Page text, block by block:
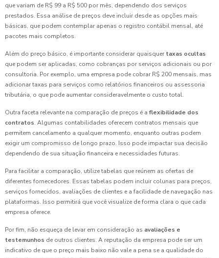
que variam de R$ 99 a R$ 500 por mês, dependendo dos serviços
prestados. Essa análise de preços deve incluir desde as opções mais
básicas, que podem contemplar apenas o registro contábil mensal, até
pacotes mais completos.
Além do preço básico, é importante considerar quaisquer taxas ocultas
que podem ser aplicadas, como cobranças por serviços adicionais ou por
consultoria. Por exemplo, uma empresa pode cobrar R$ 200 mensais, mas
adicionar taxas para serviços como relatórios financeiros ou assessoria
tributária, o que pode aumentar consideravelmente o custo total.
Outra faceta relevante na comparação de preços é a flexibilidade dos
contratos. Algumas contabilidades oferecem contratos mensais que
permitem cancelamento a qualquer momento, enquanto outras podem
exigir um compromisso de longo prazo. Isso pode impactar sua decisão
dependendo de sua situação financeira e necessidades futuras.
Para facilitar a comparação, utilize tabelas que reúnem as ofertas de
diferentes fornecedores. Essas tabelas podem incluir colunas para preços,
serviços fornecidos, avaliações de clientes e a facilidade de navegação nas
plataformas. Isso permitirá que você visualize de forma clara o que cada
empresa oferece.
Por fim, não esqueça de levar em consideração as avaliações e
testemunhos de outros clientes. A reputação da empresa pode ser um
indicativo de que o preço mais baixo não vale a pena se a qualidade do